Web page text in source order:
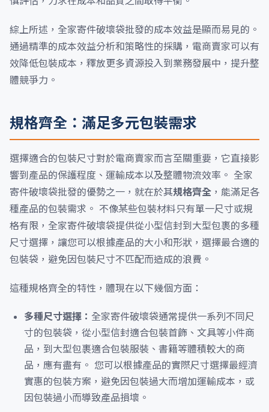
綜上所述，全家寄件破壞袋批發的成本效益是顯而易見的。
通過精準的成本效益分析和策略性的採購，電商賣家可以有
效降低包裝成本，釋放更多資源投入到業務發展中，提升整
體競爭力。
規格齊全：滿足多元包裝需求
選擇適合的包裝尺寸對於電商賣家而言至關重要，它直接影
響到產品的保護程度、運輸成本以及整體物流效率。 全家
寄件破壞袋批發的優勢之一，就在於其規格齊全 ，能滿足各
種產品的包裝需求。 不像某些包裝材料只有單一尺寸或規
格有限，全家寄件破壞袋提供從小型信封到大型包裹的多種
尺寸選擇，讓您可以根據產品的大小和形狀，選擇最合適的
包裝袋，避免因包裝尺寸不匹配而造成的浪費。
這種規格齊全的特性，體現在以下幾個方面：
多種尺寸選擇： 全家寄件破壞袋通常提供一系列不同尺
寸的包裝袋，從小型信封適合包裝首飾、文具等小件商
品，到大型包裹適合包裝服裝、書籍等體積較大的商
品，應有盡有。 您可以根據產品的實際尺寸選擇最經濟
實惠的包裝方案，避免因包裝過大而增加運輸成本，或
因包裝過小而導致產品損壞。